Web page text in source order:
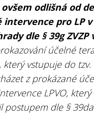
ovšem odlišná od
pro LP
dle § 39g
účelné
který vstupuje do
z prokázané
LPVO,
postupem dle § 39da